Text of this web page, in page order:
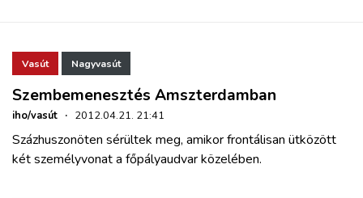
Vasút Nagyvasút
Szembemenesztés Amszterdamban
iho/vasút · 2012.04.21. 21:41
Százhuszonöten sérültek meg, amikor frontálisan ütközött
két személyvonat a főpályaudvar közelében.